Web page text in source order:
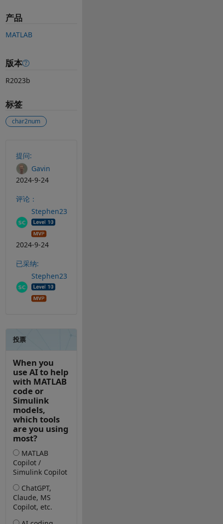
产品
MATLAB
版本
R2023b
标签
char2num
提问:
Gavin
2024-9-24
评论：
Stephen23
2024-9-24
已采纳:
Stephen23